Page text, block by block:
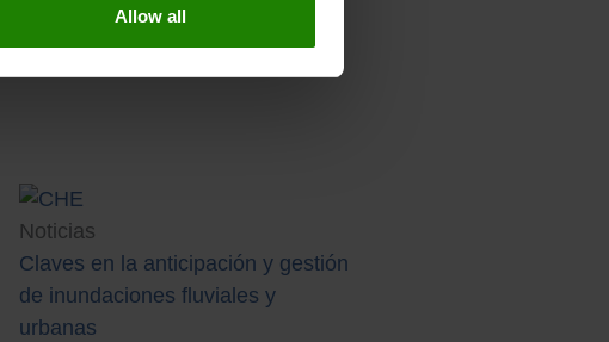
Allow all
Noticias
Claves en la anticipación y gestión
de inundaciones fluviales y
urbanas